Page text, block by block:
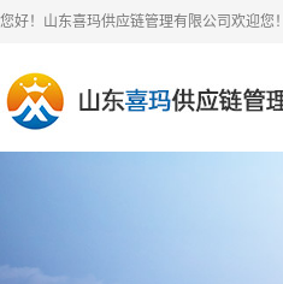
您好！山东喜玛供应链管理有限公司欢迎您！